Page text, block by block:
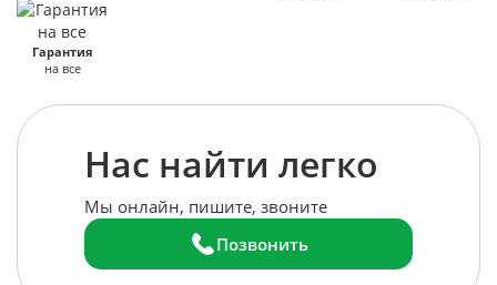
Гарантия
на все
Нас найти легко
Мы онлайн, пишите, звоните
Позвонить